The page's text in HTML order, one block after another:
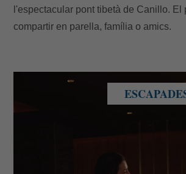
l'espectacular pont tibetà de Canillo. El
compartir en parella, família o amics.